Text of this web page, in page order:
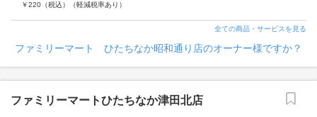
￥220 （税込） （軽減税率あり）
全ての商品・サービスを見る
ファミリーマート ひたちなか昭和通り店のオーナー様ですか？
ファミリーマートひたちなか津田北店